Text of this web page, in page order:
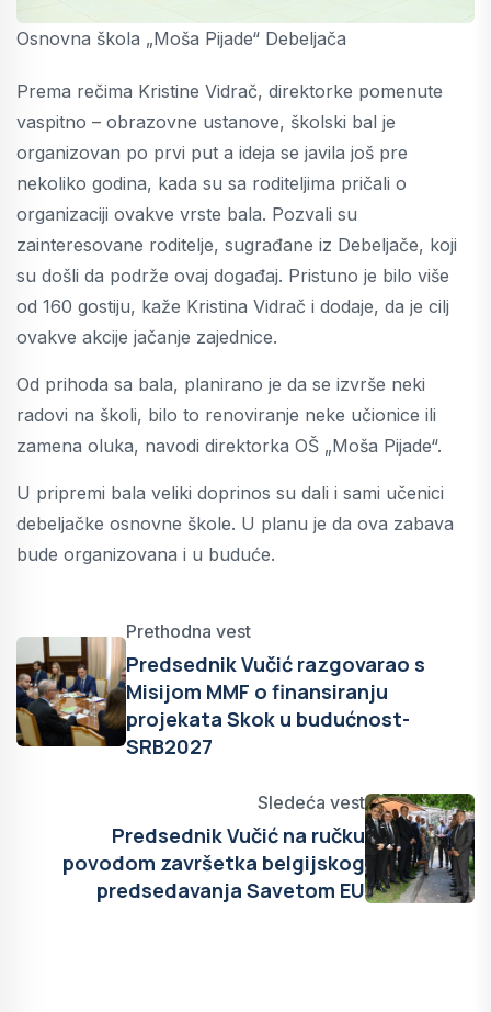
Osnovna škola „Moša Pijade“ Debeljača
Prema rečima Kristine Vidrač, direktorke pomenute
vaspitno – obrazovne ustanove, školski bal je
organizovan po prvi put a ideja se javila još pre
nekoliko godina, kada su sa roditeljima pričali o
organizaciji ovakve vrste bala. Pozvali su
zainteresovane roditelje, sugrađane iz Debeljače, koji
su došli da podrže ovaj događaj. Pristuno je bilo više
od 160 gostiju, kaže Kristina Vidrač i dodaje, da je cilj
ovakve akcije jačanje zajednice.
Od prihoda sa bala, planirano je da se izvrše neki
radovi na školi, bilo to renoviranje neke učionice ili
zamena oluka, navodi direktorka OŠ „Moša Pijade“.
U pripremi bala veliki doprinos su dali i sami učenici
debeljačke osnovne škole. U planu je da ova zabava
bude organizovana i u buduće.
Prethodna vest
Predsednik Vučić razgovarao s
Misijom MMF o finansiranju
projekata Skok u budućnost-
SRB2027
Sledeća vest
Predsednik Vučić na ručku
povodom završetka belgijskog
predsedavanja Savetom EU